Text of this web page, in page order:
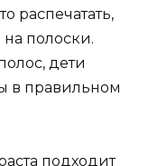
распечатать,
на полоски.
дети
в правильном
подходит